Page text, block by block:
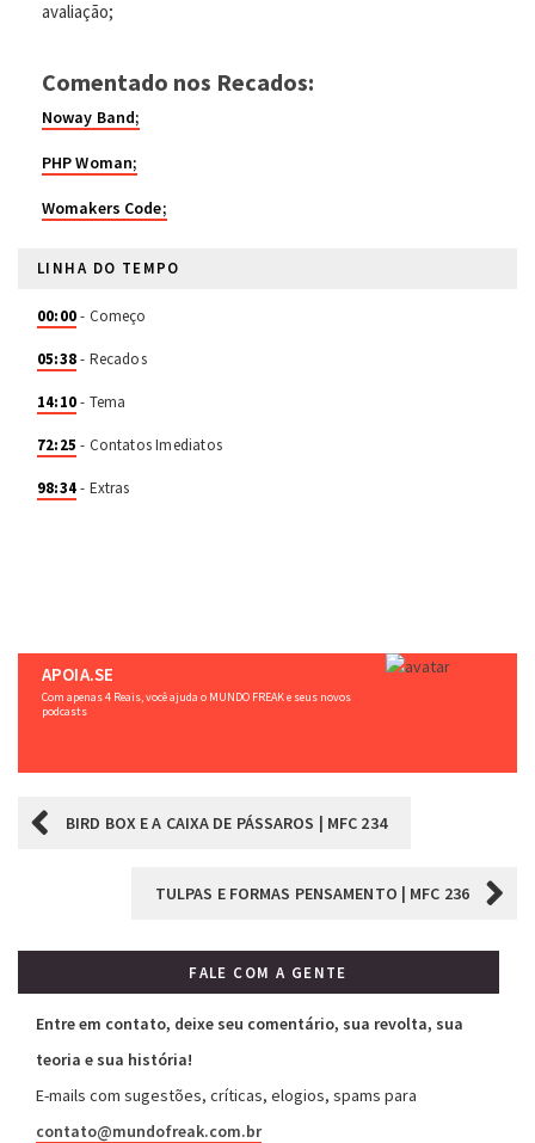
avaliação;
Comentado nos Recados:
Noway Band;
PHP Woman;
Womakers Code;
LINHA DO TEMPO
00:00- Começo
05:38- Recados
14:10- Tema
72:25 - Contatos Imediatos
98:34- Extras
APOIA.SE
Com apenas 4 Reais, você ajuda o MUNDO FREAK e seus novos
podcasts
BIRD BOX E A CAIXA DE PÁSSAROS | MFC 234
TULPAS E FORMAS PENSAMENTO | MFC 236
FALE COM A GENTE
Entre em contato, deixe seu comentário, sua revolta, sua
teoria e sua história!
E-mails com sugestões, críticas, elogios, spams para
contato@mundofreak.com.br